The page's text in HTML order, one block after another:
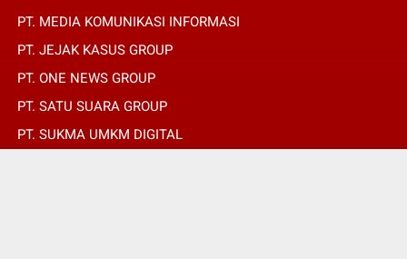
PT. MEDIA KOMUNIKASI INFORMASI
PT. JEJAK KASUS GROUP
PT. ONE NEWS GROUP
PT. SATU SUARA GROUP
PT. SUKMA UMKM DIGITAL